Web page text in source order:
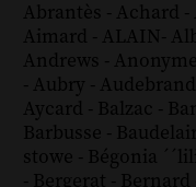
Abrantès - Achard -
Aimard - ALAIN-
Andrews - Anonyme
- Aubry - Audebrand
Aycard - Balzac -
Barbusse -
stowe - Bégonia
- Bergerat - Bernard